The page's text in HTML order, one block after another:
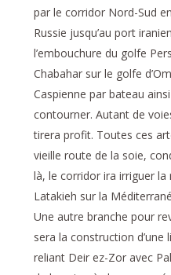
par le corridor Nord-Sud
Russie jusqu’au port
l’embouchure du golfe
Chabahar sur le golfe
Caspienne par bateau
contourner. Autant de
tirera profit. Toutes ces
vieille route de la soie,
là, le corridor ira irriguer la
Latakieh sur la
Une autre branche pour
sera la construction
reliant Deir ez-Zor avec